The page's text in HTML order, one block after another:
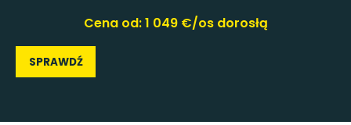
Cena od: 1 049 €/os dorosłą
SPRAWDŹ